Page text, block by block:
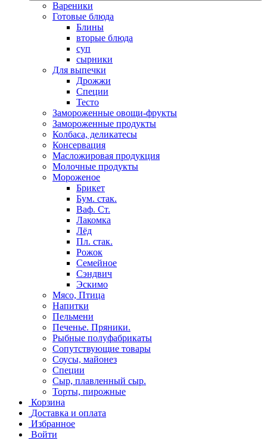
Вареники
Готовые блюда
Блины
вторые блюда
суп
сырники
Для выпечки
Дрожжи
Специи
Тесто
Замороженные овощи-фрукты
Замороженные продукты
Колбаса, деликатесы
Консервация
Масложировая продукция
Молочные продукты
Мороженое
Брикет
Бум. стак.
Ваф. Ст.
Лакомка
Лёд
Пл. стак.
Рожок
Семейное
Сэндвич
Эскимо
Мясо, Птица
Напитки
Пельмени
Печенье. Пряники.
Рыбные полуфабрикаты
Сопутствующие товары
Соусы, майонез
Специи
Сыр, плавленный сыр.
Торты, пирожные
Корзина
Доставка и оплата
Избранное
Войти